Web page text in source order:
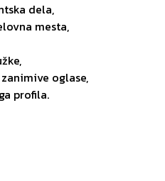
dela,
mesta,
oglase,
profila.